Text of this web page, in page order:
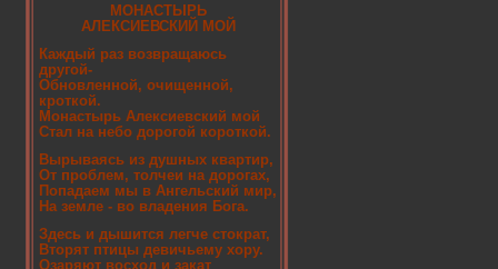
МОНАСТЫРЬ
АЛЕКСИЕВСКИЙ МОЙ
Каждый раз возвращаюсь
другой-
Обновленной, очищенной,
кроткой.
Монастырь Алексиевский мой
Стал на небо дорогой короткой.
Вырываясь из душных квартир,
От проблем, толчеи на дорогах,
Попадаем мы в Ангельский мир,
На земле - во владения Бога.
Здесь и дышится легче стократ,
Вторят птицы девичьему хору.
Озаряют восход и закат